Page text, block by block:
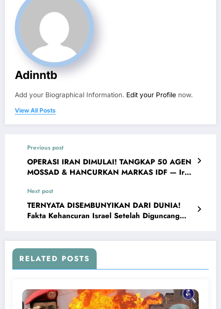
Adinntb
Add your Biographical Information. Edit your Profile now.
View All Posts
Previous post
OPERASI IRAN DIMULAI! TANGKAP 50 AGEN
MOSSAD & HANCURKAN MARKAS IDF — Iran
Next post
TERNYATA DISEMBUNYIKAN DARI DUNIA!
Fakta Kehancuran Israel Setelah Diguncang
RELATED POSTS